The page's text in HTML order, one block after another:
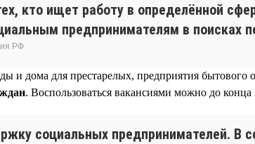
кто ищет работу в определённой
предпринимателям в поисках
РФ
и дома для престарелых, предприятия
. Воспользоваться вакансиями можно до
социальных предпринимателей. В